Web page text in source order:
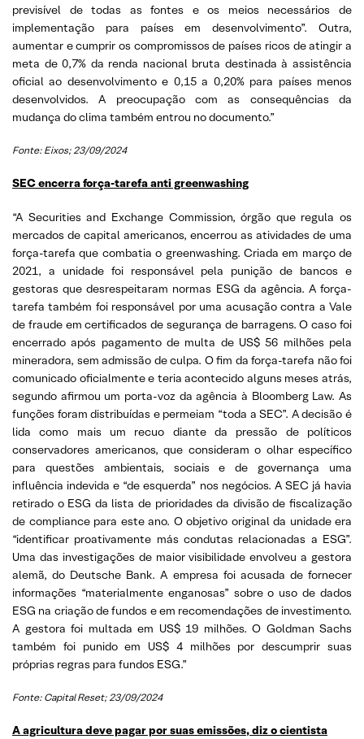
previsível de todas as fontes e os meios necessários de
implementação para países em desenvolvimento”. Outra,
aumentar e cumprir os compromissos de países ricos de atingir a
meta de 0,7% da renda nacional bruta destinada à assistência
oficial ao desenvolvimento e 0,15 a 0,20% para países menos
desenvolvidos. A preocupação com as consequências da
mudança do clima também entrou no documento.”
Fonte: Eixos; 23/09/2024
SEC encerra força-tarefa anti greenwashing
“A Securities and Exchange Commission, órgão que regula os
mercados de capital americanos, encerrou as atividades de uma
força-tarefa que combatia o greenwashing. Criada em março de
2021, a unidade foi responsável pela punição de bancos e
gestoras que desrespeitaram normas ESG da agência. A força-
tarefa também foi responsável por uma acusação contra a Vale
de fraude em certificados de segurança de barragens. O caso foi
encerrado após pagamento de multa de US$ 56 milhões pela
mineradora, sem admissão de culpa. O fim da força-tarefa não foi
comunicado oficialmente e teria acontecido alguns meses atrás,
segundo afirmou um porta-voz da agência à Bloomberg Law. As
funções foram distribuídas e permeiam “toda a SEC”. A decisão é
lida como mais um recuo diante da pressão de políticos
conservadores americanos, que consideram o olhar específico
para questões ambientais, sociais e de governança uma
influência indevida e “de esquerda” nos negócios. A SEC já havia
retirado o ESG da lista de prioridades da divisão de fiscalização
de compliance para este ano. O objetivo original da unidade era
“identificar proativamente más condutas relacionadas a ESG”.
Uma das investigações de maior visibilidade envolveu a gestora
alemã, do Deutsche Bank. A empresa foi acusada de fornecer
informações “materialmente enganosas” sobre o uso de dados
ESG na criação de fundos e em recomendações de investimento.
A gestora foi multada em US$ 19 milhões. O Goldman Sachs
também foi punido em US$ 4 milhões por descumprir suas
próprias regras para fundos ESG.”
Fonte: Capital Reset; 23/09/2024
A agricultura deve pagar por suas emissões, diz o cientista